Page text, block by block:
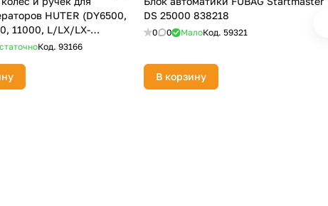
HUTER (DY6500,
11000, L/LX/LX-
Код. 93166
DS 25000 838218
0 0 МалоКод. 59321
В корзину